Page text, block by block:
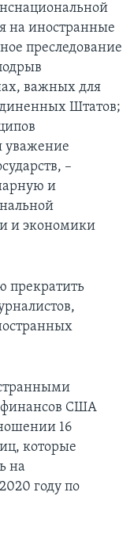
на иностранные
преследование
важных для
Штатов;
уважение
–
и
и экономики
прекратить
финансов США
16
которые
на
году по